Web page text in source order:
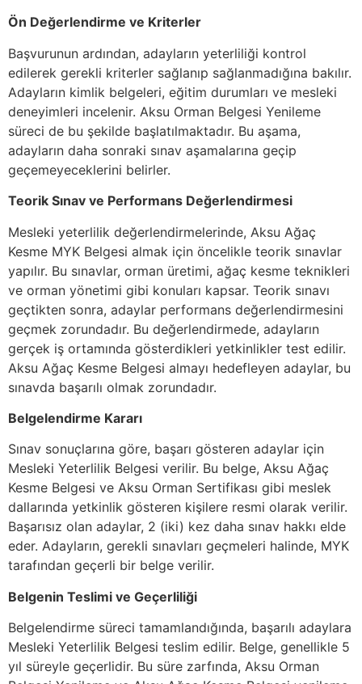
Ön Değerlendirme ve Kriterler
Başvurunun ardından, adayların yeterliliği kontrol
edilerek gerekli kriterler sağlanıp sağlanmadığına bakılır.
Adayların kimlik belgeleri, eğitim durumları ve mesleki
deneyimleri incelenir. Aksu Orman Belgesi Yenileme
süreci de bu şekilde başlatılmaktadır. Bu aşama,
adayların daha sonraki sınav aşamalarına geçip
geçemeyeceklerini belirler.
Teorik Sınav ve Performans Değerlendirmesi
Mesleki yeterlilik değerlendirmelerinde, Aksu Ağaç
Kesme MYK Belgesi almak için öncelikle teorik sınavlar
yapılır. Bu sınavlar, orman üretimi, ağaç kesme teknikleri
ve orman yönetimi gibi konuları kapsar. Teorik sınavı
geçtikten sonra, adaylar performans değerlendirmesini
geçmek zorundadır. Bu değerlendirmede, adayların
gerçek iş ortamında gösterdikleri yetkinlikler test edilir.
Aksu Ağaç Kesme Belgesi almayı hedefleyen adaylar, bu
sınavda başarılı olmak zorundadır.
Belgelendirme Kararı
Sınav sonuçlarına göre, başarı gösteren adaylar için
Mesleki Yeterlilik Belgesi verilir. Bu belge, Aksu Ağaç
Kesme Belgesi ve Aksu Orman Sertifikası gibi meslek
dallarında yetkinlik gösteren kişilere resmi olarak verilir.
Başarısız olan adaylar, 2 (iki) kez daha sınav hakkı elde
eder. Adayların, gerekli sınavları geçmeleri halinde, MYK
tarafından geçerli bir belge verilir.
Belgenin Teslimi ve Geçerliliği
Belgelendirme süreci tamamlandığında, başarılı adaylara
Mesleki Yeterlilik Belgesi teslim edilir. Belge, genellikle 5
yıl süreyle geçerlidir. Bu süre zarfında, Aksu Orman